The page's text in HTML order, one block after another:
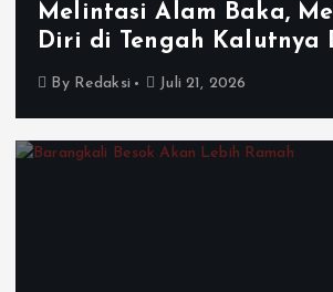
Melintasi Alam Baka,
Diri di Tengah Kalutnya
By Redaksi Juli 21, 2026